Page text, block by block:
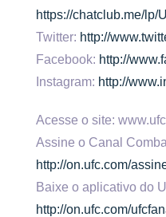
https://chatclub.me/lp/
Twitter: http://
Facebook: http://
Instagram: http://
Acesse o site:
Assine o Canal
http://on.ufc.com/
Baixe o aplicativo do
http://on.ufc.com/